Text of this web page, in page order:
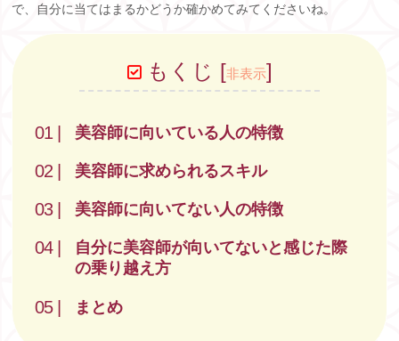
で、自分に当てはまるかどうか確かめてみてくださいね。
もくじ [非表示]
美容師に向いている人の特徴
美容師に求められるスキル
美容師に向いてない人の特徴
自分に美容師が向いてないと感じた際
の乗り越え方
まとめ